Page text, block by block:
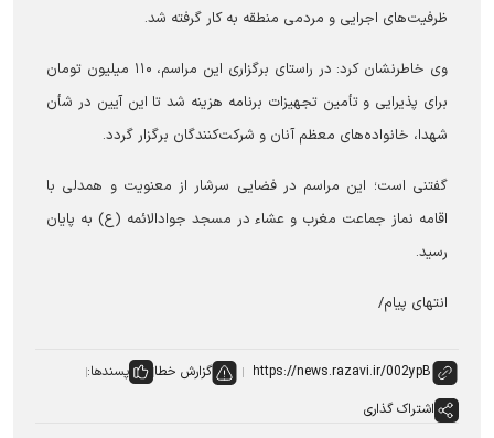
ظرفیت‌های اجرایی و مردمی منطقه به کار گرفته شد.
وی خاطرنشان کرد: در راستای برگزاری این مراسم، ۱۱۰ میلیون تومان
برای پذیرایی و تأمین تجهیزات برنامه هزینه شد تا این آیین در شأن
شهدا، خانواده‌های معظم آنان و شرکت‌کنندگان برگزار گردد.
گفتنی است؛ این مراسم در فضایی سرشار از معنویت و همدلی با
اقامه نماز جماعت مغرب و عشاء در مسجد جوادالائمه (ع) به پایان
رسید.
انتهای پیام/
گزارش خطا
پسندها:
اشتراک گذاری